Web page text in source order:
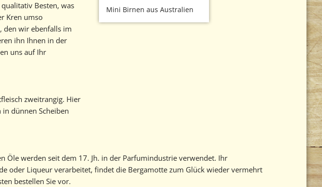
Besten, was
Kren umso
den wir ebenfalls im
ihn Ihnen in der
uns auf Ihr
zweitrangig. Hier
in dünnen Scheiben
Mini Birnen aus Australien
werden seit dem 17. Jh. in der Parfumindustrie verwendet. Ihr
oder Liqueur verarbeitet, findet die Bergamotte zum Glück wieder vermehrt
bestellen Sie vor.